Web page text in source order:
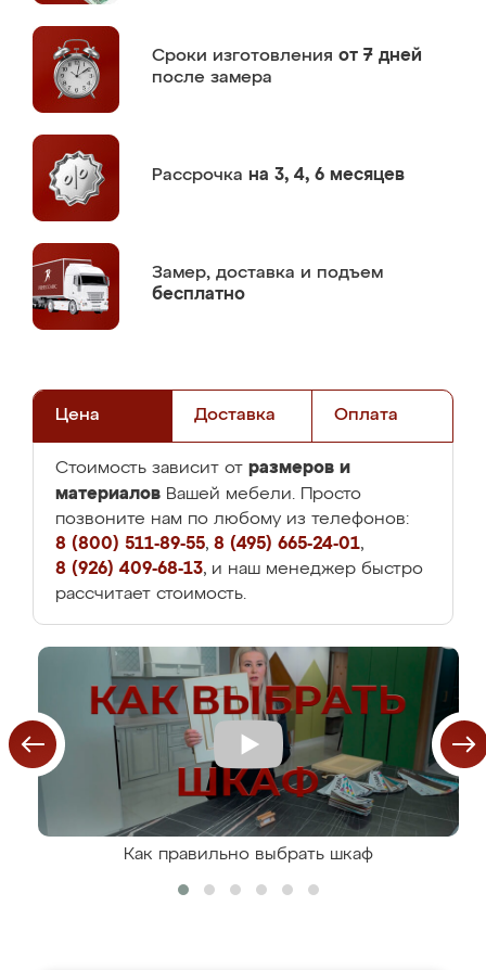
Сроки изготовления от 7 дней
после замера
Рассрочка на 3, 4, 6 месяцев
Замер, доставка и подъем
бесплатно
Цена Доставка Оплата
Стоимость зависит от размеров и
материалов Вашей мебели. Просто
позвоните нам по любому из телефонов:
8 (800) 511-89-55, 8 (495) 665-24-01,
8 (926) 409-68-13, и наш менеджер быстро
рассчитает стоимость.
Как правильно выбрать шкаф